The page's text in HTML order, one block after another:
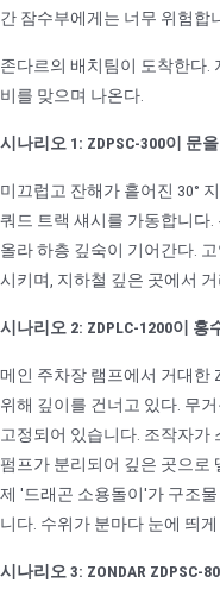
간 잠수부에게는 너무 위험합
존다르의 배치팀이 도착한다.
비를 맞으며 나온다.
시나리오 1: ZDPSC-300이 문
미끄럽고 잔해가 흩어진 30°
쿼드 트랙 섀시를 가동합니다
올라 하층 깊숙이 기어간다.
시키며, 지하철 깊은 곳에서
시나리오 2: ZDPLC-1200이 홍
메인 주차장 램프에서 거대한
위해 깊이를 건너고 있다. 무
고정되어 있습니다. 조작자가
펌프가 분리되어 깊은 곳으로
제 '드래곤 소용돌이'가 구조
니다. 수위가 분마다 눈에 띄
시나리오 3: ZONDAR ZDPSC-